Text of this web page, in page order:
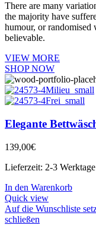
There are many
the majority have
humour, or
believable.
VIEW MORE
SHOP NOW
Elegante
139,00€
Lieferzeit: 2-3 Werktage
In den Warenkorb
Quick view
Auf die Wunschliste
schließen